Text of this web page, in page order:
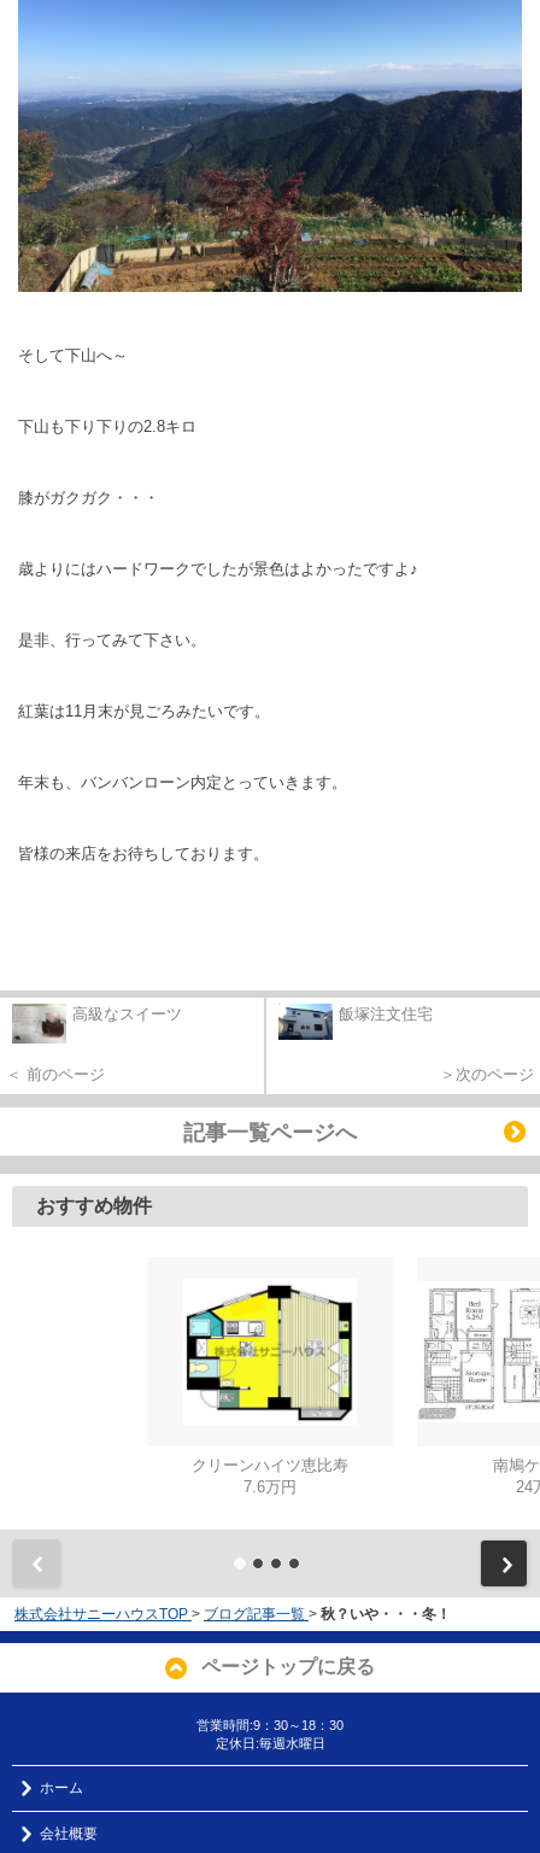
そして下山へ～
下山も下り下りの2.8キロ
膝がガクガク・・・
歳よりにはハードワークでしたが景色はよかったですよ♪
是非、行ってみて下さい。
紅葉は11月末が見ごろみたいです。
年末も、バンバンローン内定とっていきます。
皆様の来店をお待ちしております。
高級なスイーツ
＜ 前のページ
飯塚注文住宅
＞次のページ
記事一覧ページへ
おすすめ物件
クリーンハイツ恵比寿
7.6万円
南鳩
24
株式会社サニーハウスTOP > ブログ記事一覧 > 秋？いや・・・冬！
ページトップに戻る
営業時間:9：30～18：30
定休日:毎週水曜日
ホーム
会社概要